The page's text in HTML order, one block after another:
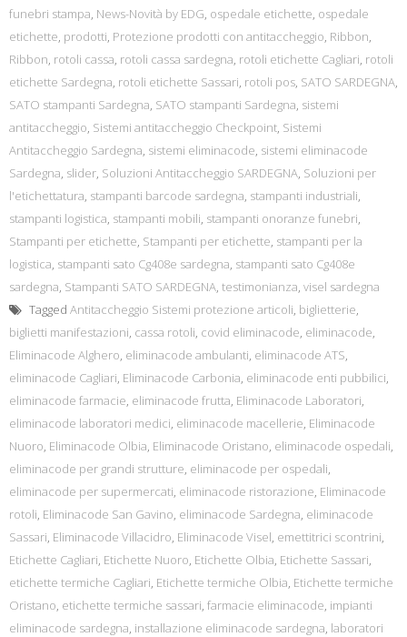
funebri stampa, News-Novità by EDG, ospedale etichette, ospedale
etichette, prodotti, Protezione prodotti con antitaccheggio, Ribbon,
Ribbon, rotoli cassa, rotoli cassa sardegna, rotoli etichette Cagliari, rotoli
etichette Sardegna, rotoli etichette Sassari, rotoli pos, SATO SARDEGNA,
SATO stampanti Sardegna, SATO stampanti Sardegna, sistemi
antitaccheggio, Sistemi antitaccheggio Checkpoint, Sistemi
Antitaccheggio Sardegna, sistemi eliminacode, sistemi eliminacode
Sardegna, slider, Soluzioni Antitaccheggio SARDEGNA, Soluzioni per
l'etichettatura, stampanti barcode sardegna, stampanti industriali,
stampanti logistica, stampanti mobili, stampanti onoranze funebri,
Stampanti per etichette, Stampanti per etichette, stampanti per la
logistica, stampanti sato Cg408e sardegna, stampanti sato Cg408e
sardegna, Stampanti SATO SARDEGNA, testimonianza, visel sardegna
Tagged Antitaccheggio Sistemi protezione articoli, biglietterie,
biglietti manifestazioni, cassa rotoli, covid eliminacode, eliminacode,
Eliminacode Alghero, eliminacode ambulanti, eliminacode ATS,
eliminacode Cagliari, Eliminacode Carbonia, eliminacode enti pubbilici,
eliminacode farmacie, eliminacode frutta, Eliminacode Laboratori,
eliminacode laboratori medici, eliminacode macellerie, Eliminacode
Nuoro, Eliminacode Olbia, Eliminacode Oristano, eliminacode ospedali,
eliminacode per grandi strutture, eliminacode per ospedali,
eliminacode per supermercati, eliminacode ristorazione, Eliminacode
rotoli, Eliminacode San Gavino, eliminacode Sardegna, eliminacode
Sassari, Eliminacode Villacidro, Eliminacode Visel, emettitrici scontrini,
Etichette Cagliari, Etichette Nuoro, Etichette Olbia, Etichette Sassari,
etichette termiche Cagliari, Etichette termiche Olbia, Etichette termiche
Oristano, etichette termiche sassari, farmacie eliminacode, impianti
eliminacode sardegna, installazione eliminacode sardegna, laboratori